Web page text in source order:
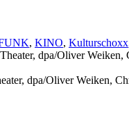
, KINO, Kulturschoxx
dpa/Oliver Weiken,